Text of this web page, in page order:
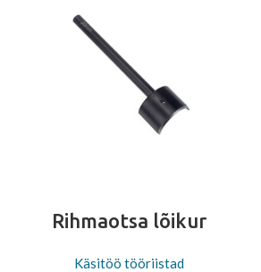
Rihmaotsa lõikur
Käsitöö tööriistad